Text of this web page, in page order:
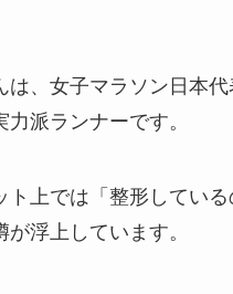
は、女子マラソン日本代
派ランナーです。
ト上では「整形してい
浮上しています。